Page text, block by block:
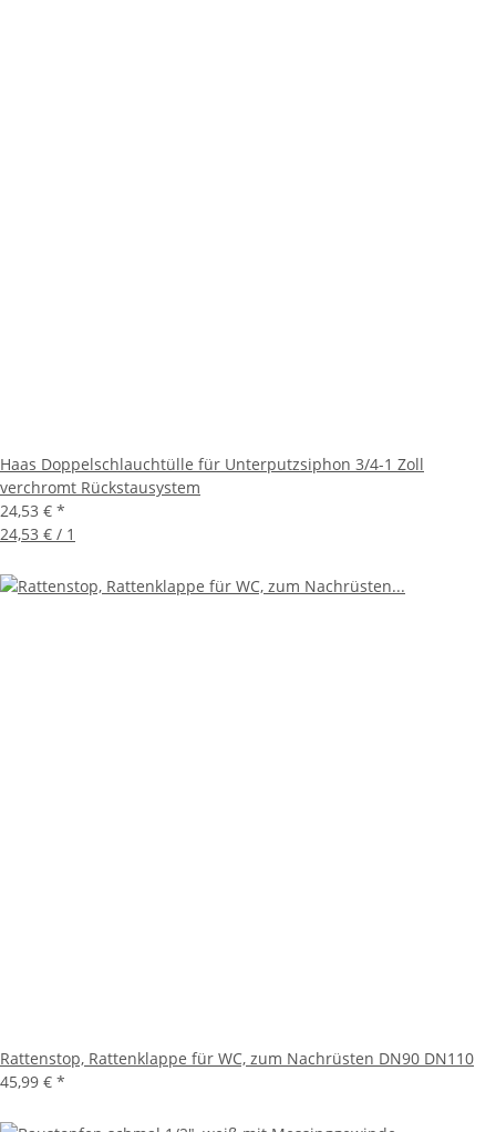
Haas Doppelschlauchtülle für Unterputzsiphon 3/4-1 Zoll
verchromt Rückstausystem
24,53 € *
24,53 € / 1
Rattenstop, Rattenklappe für WC, zum Nachrüsten DN90 DN110
45,99 € *